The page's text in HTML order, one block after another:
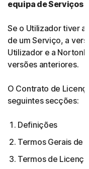
equipa de Serviços
Se o Utilizador tiver
de um Serviço, a
Utilizador e a
versões anteriores.
O Contrato de
seguintes secções:
Definições
Termos Gerais de
Termos de Licença